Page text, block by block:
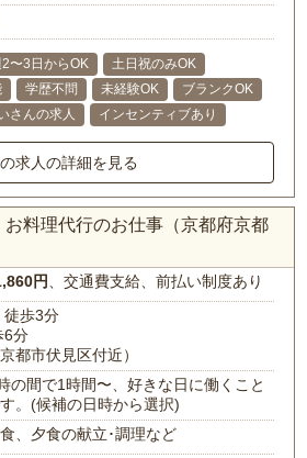
2〜3日からOK
土日祝のみOK
学歴不問 未経験OK
ブランクOK
さんの求人 インセンティブあり
求人の詳細を見る
料理代行のお仕事（京都府京都
円、交通費支給、前払い制度あり
徒歩3分
6分
都市伏見区付近）
の間で1時間〜、好きな日に働くこと
。(候補の日時から選択)
、夕食の献立･調理など